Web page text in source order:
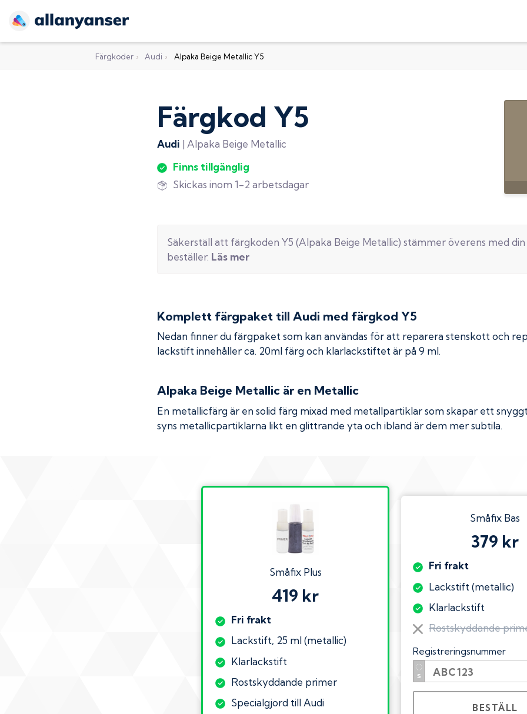
Färgkoder › Audi › Alpaka Beige Metallic Y5
Färgkod Y5
Audi | Alpaka Beige Metallic
Finns tillgänglig
Skickas inom 1-2 arbetsdagar
Säkerställ att färgkoden Y5 (Alpaka Beige Metallic) stämmer överens med din
beställer. Läs mer
Komplett färgpaket till Audi med färgkod Y5
Nedan finner du färgpaket som kan användas för att reparera stenskott och
lackstift innehåller ca. 20ml färg och klarlackstiftet är på 9 ml.
Alpaka Beige Metallic är en Metallic
En metallicfärg är en solid färg mixad med metallpartiklar som skapar ett
syns metallicpartiklarna likt en glittrande yta och ibland är dem mer subtila.
Småfix Plus
419 kr
Fri frakt
Lackstift, 25 ml (metallic)
Klarlackstift
Rostskyddande primer
Specialgjord till Audi
Småfix Bas
379 kr
Fri frakt
Lackstift (metallic)
Klarlackstift
Rostskyddande
Registreringsnummer
BESTÄLL